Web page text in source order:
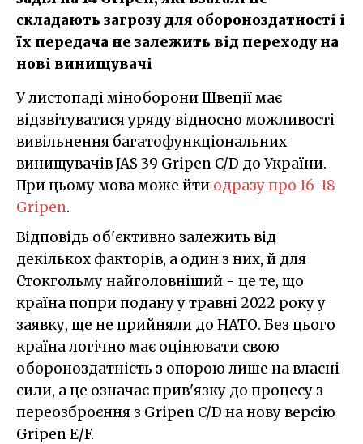
складають загрозу для обороноздатності і
їх передача не залежить від переходу на
нові винищувачі
У листопаді міноборони Швеції має
відзвітуватися уряду відносно можливості
вивільнення багатофункціональних
винищувачів JAS 39 Gripen C/D до України.
При цьому мова може йти одразу про 16-18
Gripen.
Відповідь об'єктивно залежить від
декількох факторів, а один з них, й для
Стокгольму найголовніший - це те, що
країна попри подану у травні 2022 року у
заявку, ще не прийняли до НАТО. Без цього
країна логічно має оцінювати свою
обороноздатність з опорою лише на власні
сили, а це означає прив'язку до процесу з
переозброєння з Gripen C/D на нову версію
Gripen E/F.